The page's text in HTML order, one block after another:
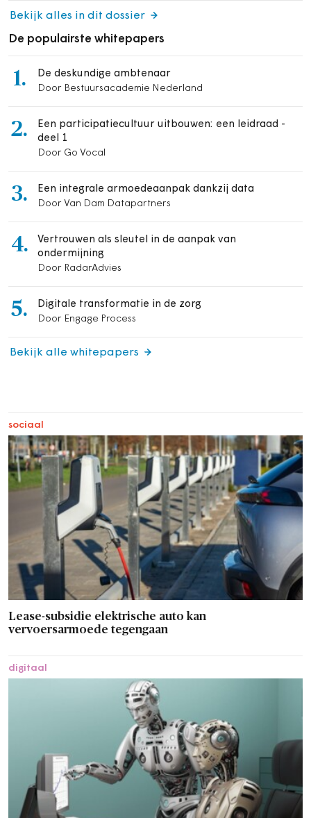
Bekijk alles in dit dossier
De populairste whitepapers
1.
De deskundige ambtenaar
Door Bestuursacademie Nederland
2.
Een participatiecultuur uitbouwen: een leidraad -
deel 1
Door Go Vocal
3.
Een integrale armoedeaanpak dankzij data
Door Van Dam Datapartners
4.
Vertrouwen als sleutel in de aanpak van
ondermijning
Door RadarAdvies
5.
Digitale transformatie in de zorg
Door Engage Process
Bekijk alle whitepapers
sociaal
Lease-subsidie elektrische auto kan
vervoersarmoede tegengaan
digitaal